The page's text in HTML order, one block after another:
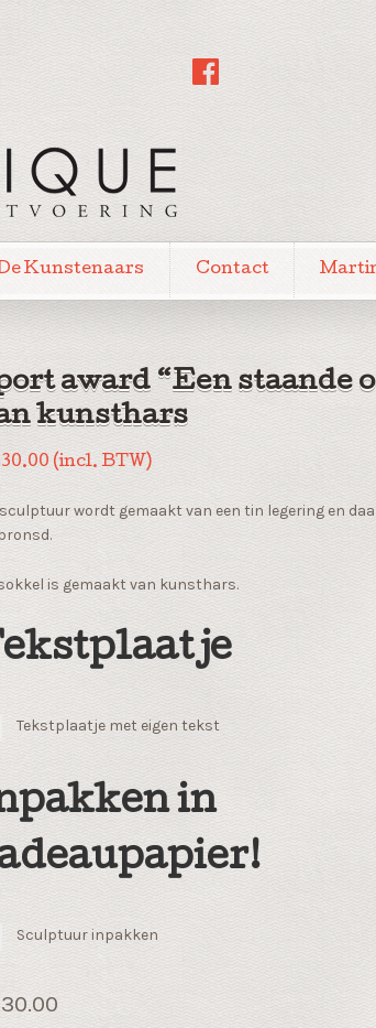
Kunstenaars Contact
award “Een staande
kunsthars
(incl. BTW)
wordt gemaakt van een tin legering en
is gemaakt van kunsthars.
Tekstplaatje met eigen tekst
in
Sculptuur inpakken